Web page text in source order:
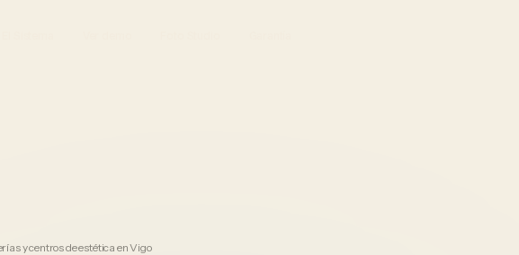
y centros de estética en Vigo